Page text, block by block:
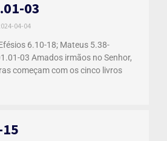
03
04-04
6.10-18; Mateus 5.38-
03 Amados irmãos no Senhor,
começam com os cinco livros